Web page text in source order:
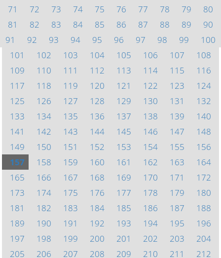
71
72 73 74 75 76 77 78 79
80
81
82 83 84 85 86 87 88 89
90
91
92 93 94 95 96 97 98 99
100
101
102 103 104 105 106 107
108
109
110 111 112 113 114 115
116
117
118 119 120 121 122 123
124
125
126 127 128 129 130 131
132
133
134 135 136 137 138 139
140
141
142 143 144 145 146 147
148
149
150 151 152 153 154 155
156
157
158 159 160 161 162 163
164
165
166 167 168 169 170 171
172
173
174 175 176 177 178 179
180
181
182 183 184 185 186 187
188
189
190 191 192 193 194 195
196
197
198 199 200 201 202 203
204
205
206 207 208 209 210 211
212